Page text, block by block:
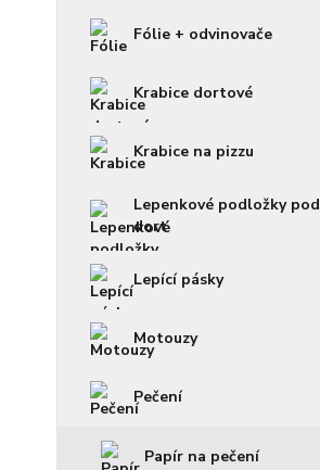
Fólie + odvinovače
Krabice dortové
Krabice na pizzu
Lepenkové podložky pod
dort
Lepící pásky
Motouzy
Pečení
Papír na pečení